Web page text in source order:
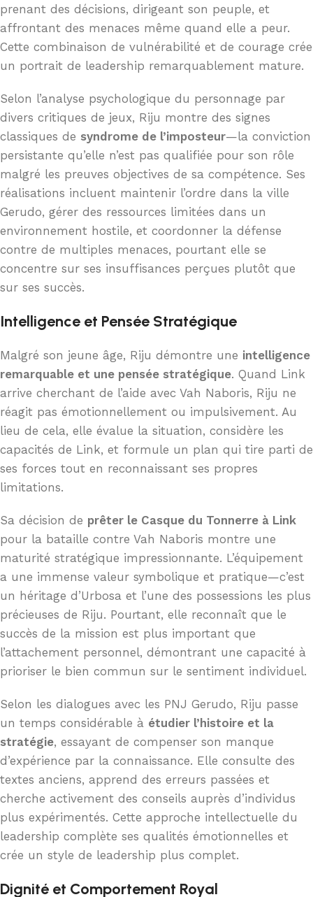
prenant des décisions, dirigeant son peuple, et
affrontant des menaces même quand elle a peur.
Cette combinaison de vulnérabilité et de courage crée
un portrait de leadership remarquablement mature.
Selon l’analyse psychologique du personnage par
divers critiques de jeux, Riju montre des signes
classiques de syndrome de l’imposteur—la conviction
persistante qu’elle n’est pas qualifiée pour son rôle
malgré les preuves objectives de sa compétence. Ses
réalisations incluent maintenir l’ordre dans la ville
Gerudo, gérer des ressources limitées dans un
environnement hostile, et coordonner la défense
contre de multiples menaces, pourtant elle se
concentre sur ses insuffisances perçues plutôt que
sur ses succès.
Intelligence et Pensée Stratégique
Malgré son jeune âge, Riju démontre une intelligence
remarquable et une pensée stratégique. Quand Link
arrive cherchant de l’aide avec Vah Naboris, Riju ne
réagit pas émotionnellement ou impulsivement. Au
lieu de cela, elle évalue la situation, considère les
capacités de Link, et formule un plan qui tire parti de
ses forces tout en reconnaissant ses propres
limitations.
Sa décision de prêter le Casque du Tonnerre à Link
pour la bataille contre Vah Naboris montre une
maturité stratégique impressionnante. L’équipement
a une immense valeur symbolique et pratique—c’est
un héritage d’Urbosa et l’une des possessions les plus
précieuses de Riju. Pourtant, elle reconnaît que le
succès de la mission est plus important que
l’attachement personnel, démontrant une capacité à
prioriser le bien commun sur le sentiment individuel.
Selon les dialogues avec les PNJ Gerudo, Riju passe
un temps considérable à étudier l’histoire et la
stratégie, essayant de compenser son manque
d’expérience par la connaissance. Elle consulte des
textes anciens, apprend des erreurs passées et
cherche activement des conseils auprès d’individus
plus expérimentés. Cette approche intellectuelle du
leadership complète ses qualités émotionnelles et
crée un style de leadership plus complet.
Dignité et Comportement Royal